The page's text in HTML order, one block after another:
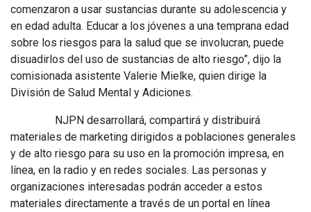
comenzaron a usar sustancias durante su adolescencia y
en edad adulta. Educar a los jóvenes a una temprana edad
sobre los riesgos para la salud que se involucran, puede
disuadirlos del uso de sustancias de alto riesgo”, dijo la
comisionada asistente Valerie Mielke, quien dirige la
División de Salud Mental y Adiciones.
NJPN desarrollará, compartirá y distribuirá
materiales de marketing dirigidos a poblaciones generales
y de alto riesgo para su uso en la promoción impresa, en
línea, en la radio y en redes sociales. Las personas y
organizaciones interesadas podrán acceder a estos
materiales directamente a través de un portal en línea